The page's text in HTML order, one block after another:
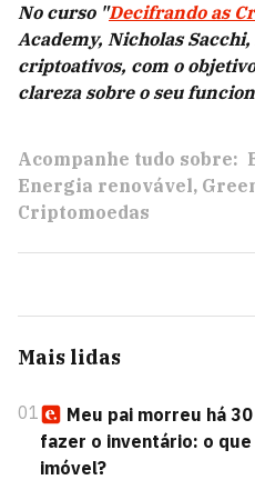
No curso "Decifrando as
Academy, Nicholas
criptoativos, com o
clareza sobre o seu
Acompanhe tudo sobre:
Energia renovável
Criptomoedas
Mais lidas
01
Meu pai morreu há
fazer o inventário: o
imóvel?